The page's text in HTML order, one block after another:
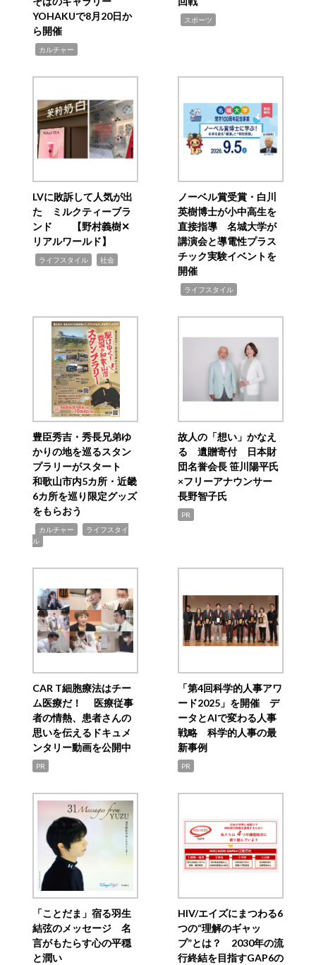
YOHAKUで8月20日か
ら開催
カルチャー
スポーツ
LVに敗訴して人気が出
た ミルクティーブラ
ンド 【野村義樹✕
リアルワールド】
ライフスタイル 社会
ノーベル賞受賞・白川
英樹博士が小中高生を
直接指導 名城大学が
講演会と導電性プラス
チック実験イベントを
開催
ライフスタイル
豊臣秀吉・秀長兄弟ゆ
かりの地を巡るスタン
プラリーがスタート
和歌山市内5カ所・近畿
6カ所を巡り限定グッズ
をもらおう
カルチャー
ライフスタイ
ル
故人の「想い」かなえ
る 遺贈寄付 日本財
団名誉会長 笹川陽平氏
×フリーアナウンサー
長野智子氏
PR
CAR T細胞療法はチー
ム医療だ！ 医療従事
者の情熱、患者さんの
思いを伝えるドキュメ
ンタリー動画を公開中
PR
「第4回科学的人事アワ
ード2025」を開催 デ
ータとAIで変わる人事
戦略 科学的人事の最
新事例
PR
「ことだま」宿る羽生
結弦のメッセージ 名
言がもたらす心の平穏
と潤い
HIV/エイズにまつわる6
つの“理解のギャッ
プ”とは？ 2030年の流
行終結を目指すGAP6の